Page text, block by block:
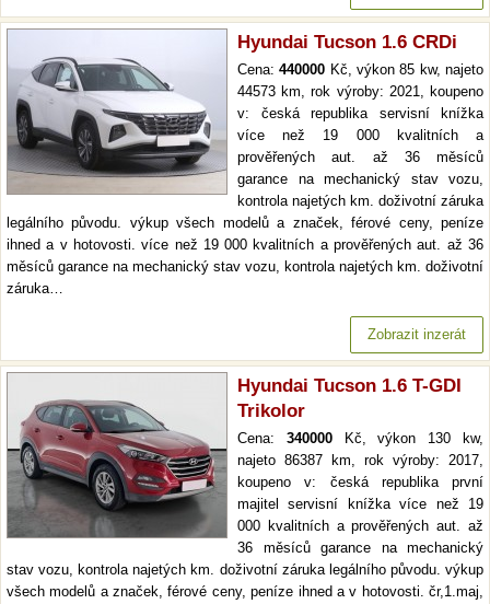
Hyundai Tucson 1.6 CRDi
Cena:440000 Kč, výkon 85 kw, najeto
44573 km, rok výroby: 2021, koupeno
v: česká republika servisní knížka
více než 19 000 kvalitních a
prověřených aut. až 36 měsíců
garance na mechanický stav vozu,
kontrola najetých km. doživotní záruka
legálního původu. výkup všech modelů a značek, férové ceny, peníze
ihned a v hotovosti. více než 19 000 kvalitních a prověřených aut. až 36
měsíců garance na mechanický stav vozu, kontrola najetých km. doživotní
záruka…
Zobrazit inzerát
Hyundai Tucson 1.6 T-GDI
Trikolor
Cena: 340000Kč, výkon 130 kw,
najeto 86387 km, rok výroby: 2017,
koupeno v: česká republika první
majitel servisní knížka více než 19
000 kvalitních a prověřených aut. až
36 měsíců garance na mechanický
stav vozu, kontrola najetých km. doživotní záruka legálního původu. výkup
všech modelů a značek, férové ceny, peníze ihned a v hotovosti. čr,1.maj,